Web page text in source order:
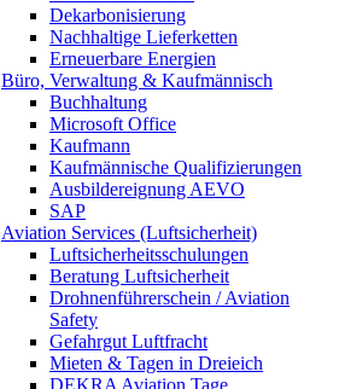
Dekarbonisierung
Nachhaltige Lieferketten
Erneuerbare Energien
Büro, Verwaltung & Kaufmännisch
Buchhaltung
Microsoft Office
Kaufmann
Kaufmännische Qualifizierungen
Ausbildereignung AEVO
SAP
Aviation Services (Luftsicherheit)
Luftsicherheitsschulungen
Beratung Luftsicherheit
Drohnenführerschein / Aviation
Safety
Gefahrgut Luftfracht
Mieten & Tagen in Dreieich
DEKRA Aviation Tage